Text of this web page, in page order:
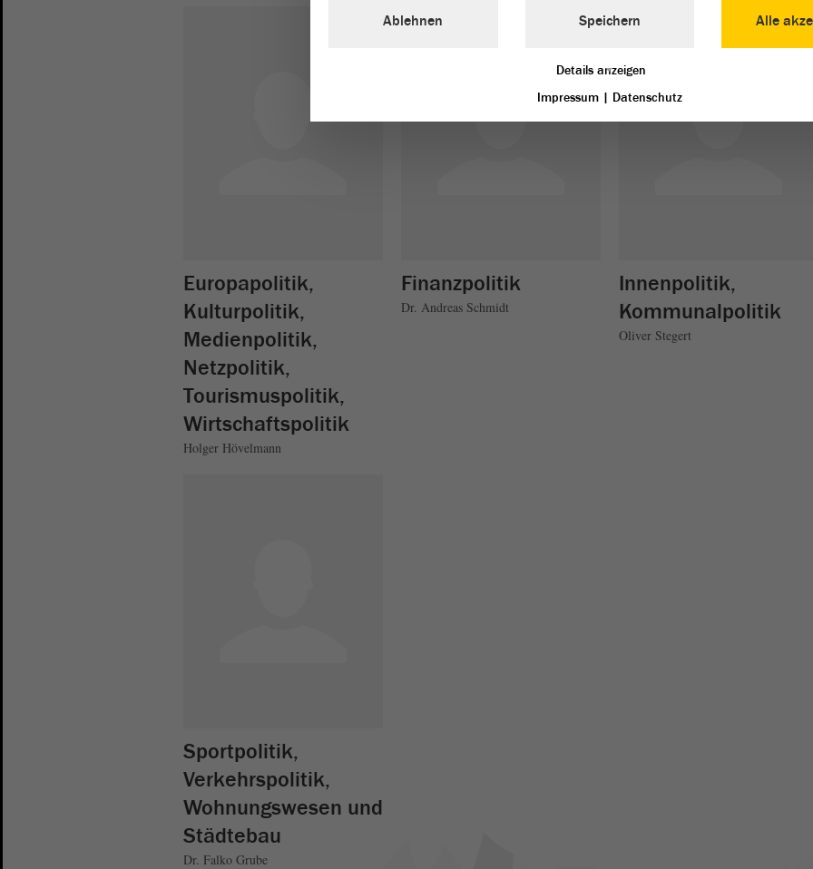
Europapolitik,
Kulturpolitik,
Medienpolitik,
Netzpolitik,
Tourismuspolitik,
Wirtschaftspolitik
Holger Hövelmann
Finanzpolitik
Dr. Andreas Schmidt
Innenpolitik,
Kommunalpolitik
Oliver Stegert
Sportpolitik,
Verkehrspolitik,
Wohnungswesen und
Städtebau
Dr. Falko Grube
Alle
Ablehnen Speichern
Details anzeigen
Impressum | Datenschutz